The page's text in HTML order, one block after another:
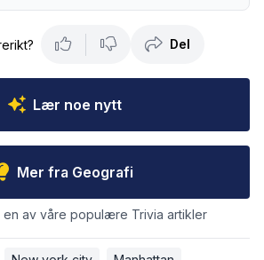
Del
Lær noe nytt
Mer fra Geografi
en av våre populære Trivia artikler